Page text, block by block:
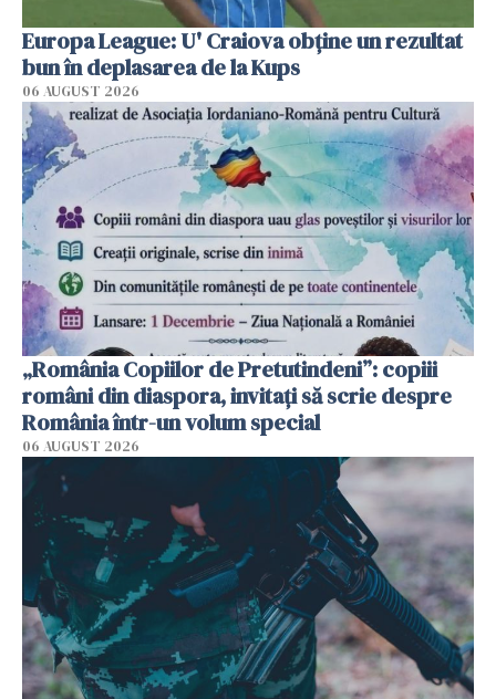
Europa League: U' Craiova obține un rezultat
bun în deplasarea de la Kups
06 AUGUST 2026
„România Copiilor de Pretutindeni”: copiii
români din diaspora, invitați să scrie despre
România într-un volum special
06 AUGUST 2026